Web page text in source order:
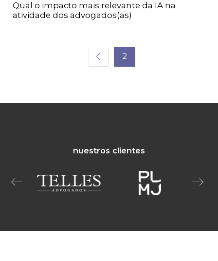
Qual o impacto mais relevante da IA na
atividade dos advogados(as)
2
nuestros clientes